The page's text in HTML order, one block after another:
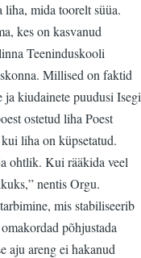
liha, mida toorelt süüa.
kes on kasvanud
Teeninduskooli
Millised on faktid
kiudainete puudusi Isegi
ostetud liha Poest
liha on küpsetatud.
ohtlik. Kui rääkida veel
nentis Orgu.
mis stabiliseerib
põhjustada
aju areng ei hakanud